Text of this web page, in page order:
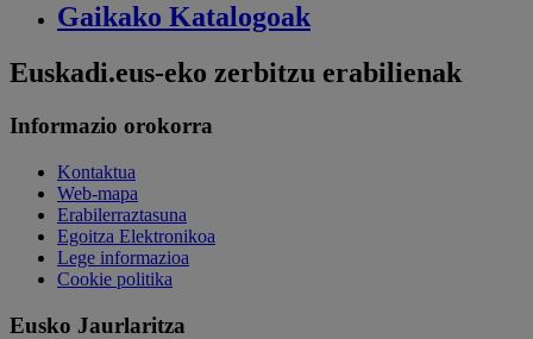
Gaikako Katalogoak
Euskadi.eus-eko zerbitzu erabilienak
Informazio orokorra
Kontaktua
Web-mapa
Erabilerraztasuna
Egoitza Elektronikoa
Lege informazioa
Cookie politika
Eusko Jaurlaritza